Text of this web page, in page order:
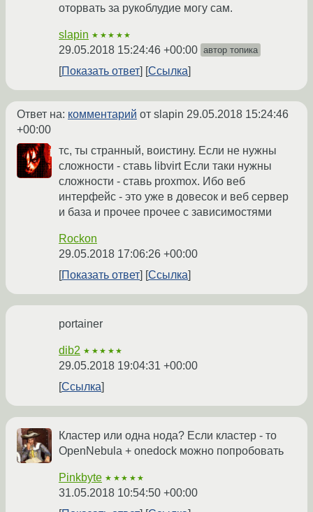
оторвать за рукоблудие могу сам.
slapin ★★★★★
29.05.2018 15:24:46 +00:00 автор топика
Показать ответ Ссылка
Ответ на: комментарий от slapin 29.05.2018 15:24:46
+00:00
тс, ты странный, воистину. Если не нужны
сложности - ставь libvirt Если таки нужны
сложности - ставь proxmox. Ибо веб
интерфейс - это уже в довесок и веб сервер
и база и прочее прочее с зависимостями
Rockon
29.05.2018 17:06:26 +00:00
Показать ответ
Ссылка
portainer
dib2 ★★★★★
29.05.2018 19:04:31 +00:00
Ссылка
Кластер или одна нода? Если кластер - то
OpenNebula + onedock можно попробовать
Pinkbyte ★★★★★
31.05.2018 10:54:50 +00:00